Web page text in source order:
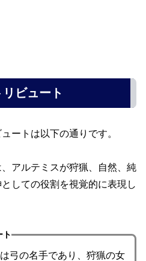
ビュート
ートは以下の通りです。
アルテミスが狩猟、自然、純
しての役割を視覚的に表現し
ト
弓の名手であり、狩猟の女